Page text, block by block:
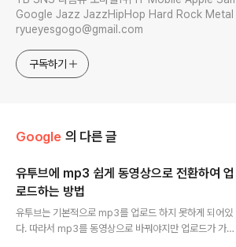
Google Jazz JazzHipHop Hard Rock Metal
ryueyesgogo@gmail.com
구독하기
Google 의 다른 글
유투브에 mp3 쉽게 동영상으로 전환하여 업
로드하는 방법
유투브는 기본적으로 mp3를 업로드 하지 못하게 되어있
다. 따라서 mp3를 동영상으로 바꿔야지만 업로드가 가능